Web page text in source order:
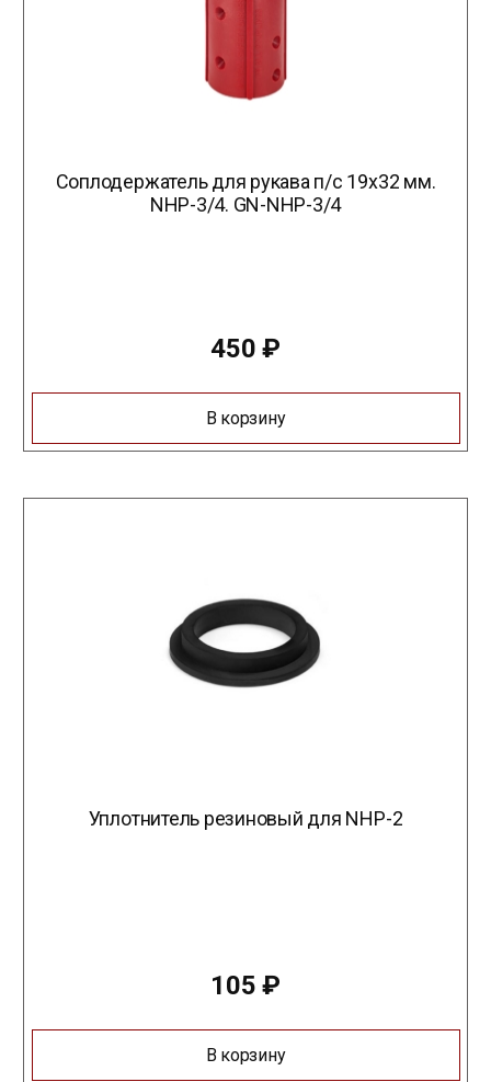
Соплодержатель для рукава п/с 19х32 мм.
NHP-3/4. GN-NHP-3/4
450₽
В корзину
Уплотнитель резиновый для NHP-2
105₽
В корзину